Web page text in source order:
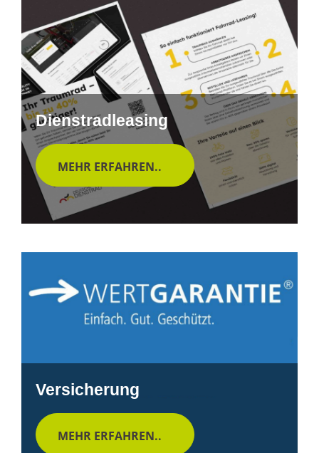
Dienstradleasing
MEHR ERFAHREN..
Versicherung
MEHR ERFAHREN..